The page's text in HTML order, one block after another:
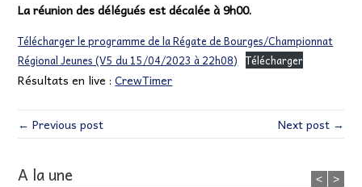
La réunion des délégués est décalée à 9h00.
Télécharger le programme de la Régate de Bourges/Championnat
Régional Jeunes (V5 du 15/04/2023 à 22h08) Télécharger
Résultats en live :CrewTimer
← Previous post Next post →
A la une < >